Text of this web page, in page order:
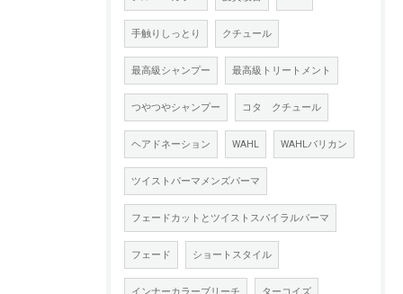
手触りしっとり クチュール
最高級シャンプー 最高級トリートメント
つやつやシャンプー コタ クチュール
ヘアドネーション WAHL WAHLバリカン
ツイストパーマメンズパーマ
フェードカットとツイストスパイラルパーマ
フェード ショートスタイル